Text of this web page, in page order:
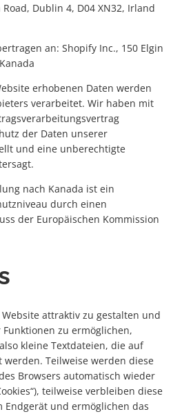
Dublin 4, D04 XN32, Irland
an: Shopify Inc., 150 Elgin
erhobenen Daten werden
verarbeitet. Wir haben mit
der Daten unserer
und eine unberechtigte
nach Kanada ist ein
durch einen
der Europäischen Kommission
attraktiv zu gestalten und
zu ermöglichen,
kleine Textdateien, die auf
werden. Teilweise werden diese
Browsers automatisch wieder
teilweise verbleiben diese
Endgerät und ermöglichen das